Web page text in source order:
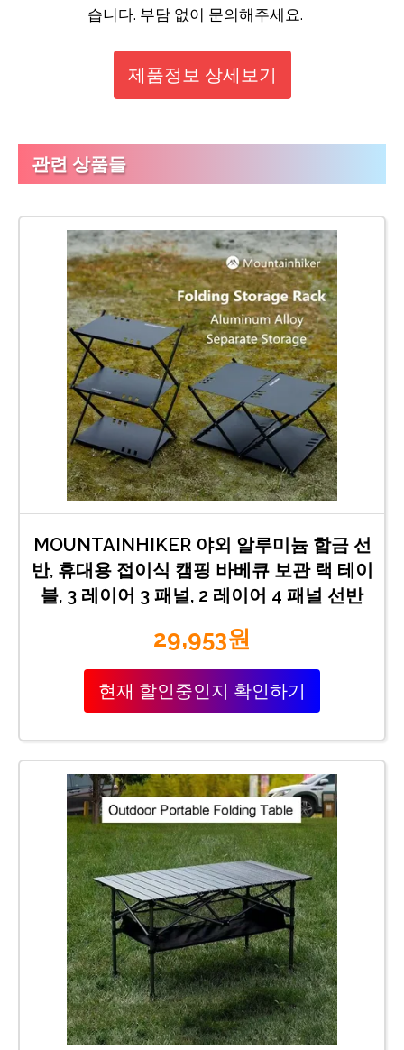
습니다. 부담 없이 문의해주세요.
제품정보 상세보기
관련 상품들
MOUNTAINHIKER 야외 알루미늄 합금 선
반, 휴대용 접이식 캠핑 바베큐 보관 랙 테이
블, 3 레이어 3 패널, 2 레이어 4 패널 선반
29,953원
현재 할인중인지 확인하기